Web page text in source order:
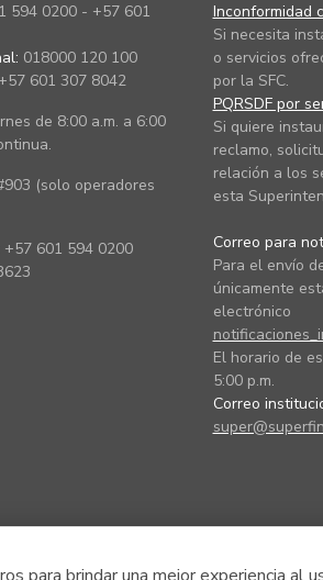
594 0200 - +57 601
018000 120 100
+57 601 307 8042
de 8:00 a.m. a 6:00
(solo operadores
+57 601 594 0200
Inconformidad
Si necesita
o servicios
por la SFC.
PQRSDF por
Si quiere
reclamo,
relación a los
esta
Correo para
Para el envío
únicamente
electrónico
El horario de
5:00 p.m.
Correo